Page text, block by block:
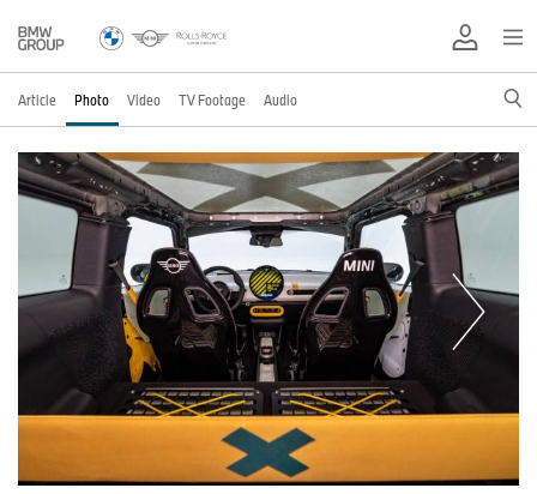
Article Photo Video TV Footage Audio